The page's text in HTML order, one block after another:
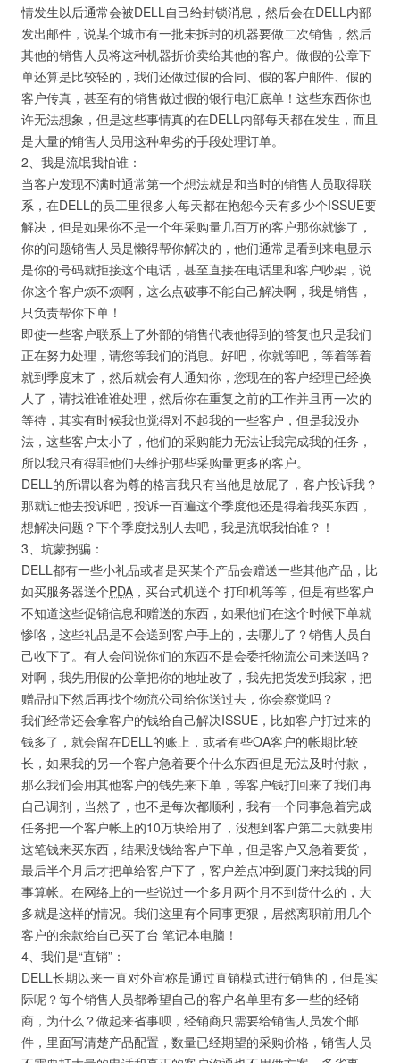
情发生以后通常会被DELL自己给封锁消息，然后会在DELL内部
发出邮件，说某个城市有一批未拆封的机器要做二次销售，然后
其他的销售人员将这种机器折价卖给其他的客户。做假的公章下
单还算是比较轻的，我们还做过假的合同、假的客户邮件、假的
客户传真，甚至有的销售做过假的银行电汇底单！这些东西你也
许无法想象，但是这些事情真的在DELL内部每天都在发生，而且
是大量的销售人员用这种卑劣的手段处理订单。
2、我是流氓我怕谁：
当客户发现不满时通常第一个想法就是和当时的销售人员取得联
系，在DELL的员工里很多人每天都在抱怨今天有多少个ISSUE要
解决，但是如果你不是一个年采购量几百万的客户那你就惨了，
你的问题销售人员是懒得帮你解决的，他们通常是看到来电显示
是你的号码就拒接这个电话，甚至直接在电话里和客户吵架，说
你这个客户烦不烦啊，这么点破事不能自己解决啊，我是销售，
只负责帮你下单！
即使一些客户联系上了外部的销售代表他得到的答复也只是我们
正在努力处理，请您等我们的消息。好吧，你就等吧，等着等着
就到季度末了，然后就会有人通知你，您现在的客户经理已经换
人了，请找谁谁谁处理，然后你在重复之前的工作并且再一次的
等待，其实有时候我也觉得对不起我的一些客户，但是我没办
法，这些客户太小了，他们的采购能力无法让我完成我的任务，
所以我只有得罪他们去维护那些采购量更多的客户。
DELL的所谓以客为尊的格言我只有当他是放屁了，客户投诉我？
那就让他去投诉吧，投诉一百遍这个季度他还是得着我买东西，
想解决问题？下个季度找别人去吧，我是流氓我怕谁？！
3、坑蒙拐骗：
DELL都有一些小礼品或者是买某个产品会赠送一些其他产品，比
如买服务器送个PDA ，买台式机送个 打印机等等，但是有些客户
不知道这些促销信息和赠送的东西，如果他们在这个时候下单就
惨咯，这些礼品是不会送到客户手上的，去哪儿了？销售人员自
己收下了。有人会问说你们的东西不是会委托物流公司来送吗？
对啊，我先用假的公章把你的地址改了，我先把货发到我家，把
赠品扣下然后再找个物流公司给你送过去，你会察觉吗？
我们经常还会拿客户的钱给自己解决ISSUE，比如客户打过来的
钱多了，就会留在DELL的账上，或者有些OA客户的帐期比较
长，如果我的另一个客户急着要个什么东西但是无法及时付款，
那么我们会用其他客户的钱先来下单，等客户钱打回来了我们再
自己调剂，当然了，也不是每次都顺利，我有一个同事急着完成
任务把一个客户帐上的10万块给用了，没想到客户第二天就要用
这笔钱来买东西，结果没钱给客户下单，但是客户又急着要货，
最后半个月后才把单给客户下了，客户差点冲到厦门来找我的同
事算帐。在网络上的一些说过一个多月两个月不到货什么的，大
多就是这样的情况。我们这里有个同事更狠，居然离职前用几个
客户的余款给自己买了台 笔记本电脑！
4、我们是“直销”：
DELL长期以来一直对外宣称是通过直销模式进行销售的，但是实
际呢？每个销售人员都希望自己的客户名单里有多一些的经销
商，为什么？做起来省事呗，经销商只需要给销售人员发个邮
件，里面写清楚产品配置，数量已经期望的采购价格，销售人员